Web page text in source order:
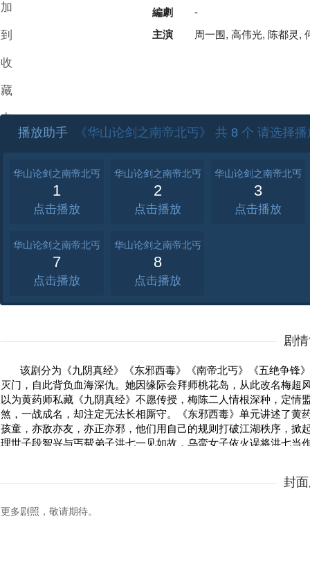
加
到
收
藏
夹
編劇
-
主演
周一围, 高伟光, 陈都灵,
播放助手 《华山论剑之南帝北丐》 共 8 个 请选择播
华山论剑之南帝北丐
1
点击
华山论剑之南帝北丐
2
点击
华山论剑之南帝北丐
3
点击
华山论剑之南帝北丐
7
点击
华山论剑之南帝北丐
8
点击
剧
该剧分为《九阴真经》《东邪西毒》《南帝北丐》《五绝争锋
灭门，自此背负血海深仇。她因缘际会拜师桃花岛，从此改名梅
以为黄药师私藏《九阴真经》不愿传授，梅陈二人情根深种，定
煞，一战成名，却注定无法长相厮守。《东邪西毒》单元讲述了
孩童，亦敌亦友，亦正亦邪，他们用自己的规则打破江湖秩序，
理世子段智兴与丐帮弟子洪七一见如故，乌蛮女子依火误将洪七
约定华山论剑，天下第一者得《九阴真经》，最终全真教王重阳封
更多剧照，敬请期待。